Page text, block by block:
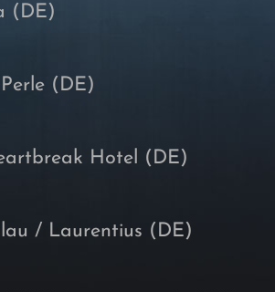
(DE)
(DE)
Hotel (DE)
/ Laurentius (DE)